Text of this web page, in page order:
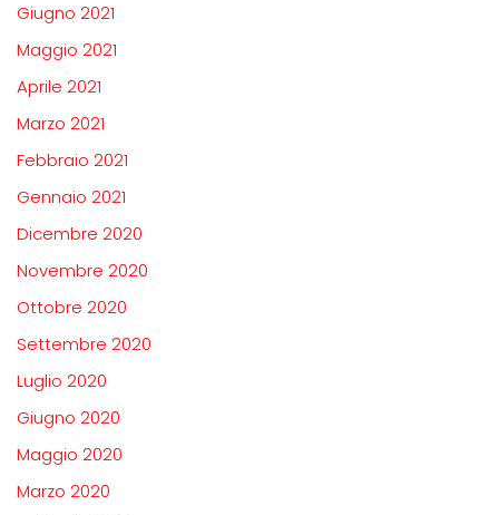
Giugno 2021
Maggio 2021
Aprile 2021
Marzo 2021
Febbraio 2021
Gennaio 2021
Dicembre 2020
Novembre 2020
Ottobre 2020
Settembre 2020
Luglio 2020
Giugno 2020
Maggio 2020
Marzo 2020